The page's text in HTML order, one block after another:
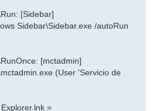
[Sidebar]
Sidebar\Sidebar.exe /autoRun
[mctadmin]
(User 'Servicio de
=